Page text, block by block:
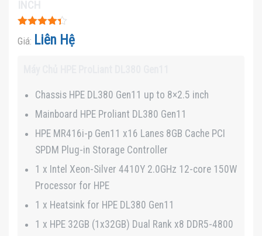
Được xếp
hạng4.3
Giá: Liên Hệ
Chassis HPE DL380 Gen11 up to 8×2.5 inch
Mainboard HPE Proliant DL380 Gen11
HPE MR416i-p Gen11 x16 Lanes 8GB Cache PCI
SPDM Plug-in Storage Controller
1 x Intel Xeon-Silver 4410Y 2.0GHz 12-core 150W
Processor for HPE
1 x Heatsink for HPE DL380 Gen11
1 x HPE 32GB (1x32GB) Dual Rank x8 DDR5-4800